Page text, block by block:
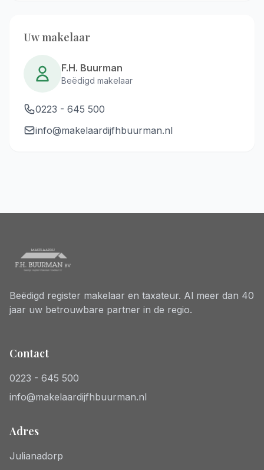
Uw makelaar
F.H. Buurman
Beëdigd makelaar
0223 - 645 500
info@makelaardijfhbuurman.nl
Beëdigd register makelaar en taxateur. Al meer dan 40
jaar uw betrouwbare partner in de regio.
Contact
0223 - 645 500
info@makelaardijfhbuurman.nl
Adres
Julianadorp